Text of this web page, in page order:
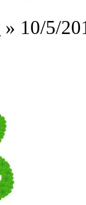
» 10/5/